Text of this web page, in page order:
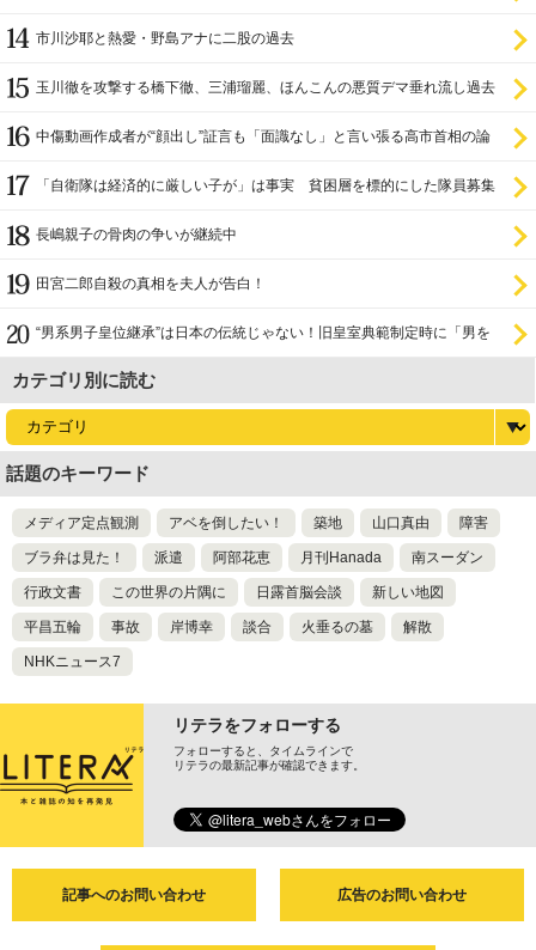
市川沙耶と熱愛・野島アナに二股の過去
玉川徹を攻撃する橋下徹、三浦瑠麗、ほんこんの悪質デマ垂れ流し過去
中傷動画作成者が“顔出し”証言も「面識なし」と言い張る高市首相の論
「自衛隊は経済的に厳しい子が」は事実 貧困層を標的にした隊員募集
長嶋親子の骨肉の争いが継続中
田宮二郎自殺の真相を夫人が告白！
“男系男子皇位継承”は日本の伝統じゃない！旧皇室典範制定時に「男を
尊び女を卑む」と
カテゴリ別に読む
話題のキーワード
メディア定点観測 アベを倒したい！ 築地 山口真由 障害
ブラ弁は見た！ 派遣 阿部花恵 月刊Hanada 南スーダン
行政文書 この世界の片隅に 日露首脳会談 新しい地図
平昌五輪 事故 岸博幸 談合 火垂るの墓 解散
NHKニュース7
リテラをフォローする
フォローすると、タイムラインで
リテラの最新記事が確認できます。
記事へのお問い合わせ 広告のお問い合わせ